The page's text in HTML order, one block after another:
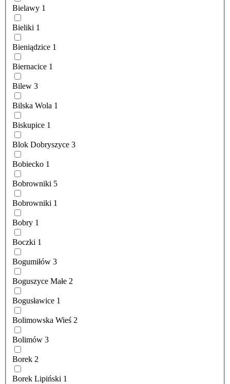
Bielawy 1
Bieliki 1
Bieniądzice 1
Biernacice 1
Bilew 3
Bilska Wola 1
Biskupice 1
Blok Dobryszyce 3
Bobiecko 1
Bobrowniki 5
Bobrowniki 1
Bobry 1
Boczki 1
Bogumiłów 3
Boguszyce Małe 2
Bogusławice 1
Bolimowska Wieś 2
Bolimów 3
Borek 2
Borek Lipiński 1